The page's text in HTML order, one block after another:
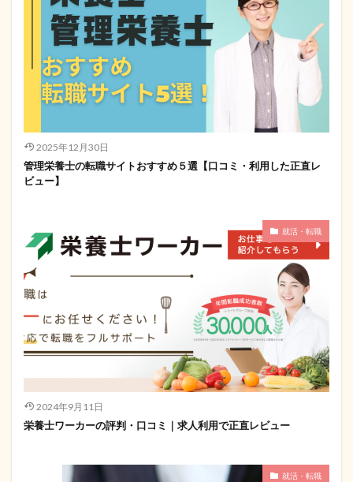
2025年12月30日
管理栄養士の転職サイトおすすめ５選【口コミ・利用した正直レ
ビュー】
就活・転職
2024年9月11日
栄養士ワーカーの評判・口コミ｜求人利用で正直レビュー
就活・転職